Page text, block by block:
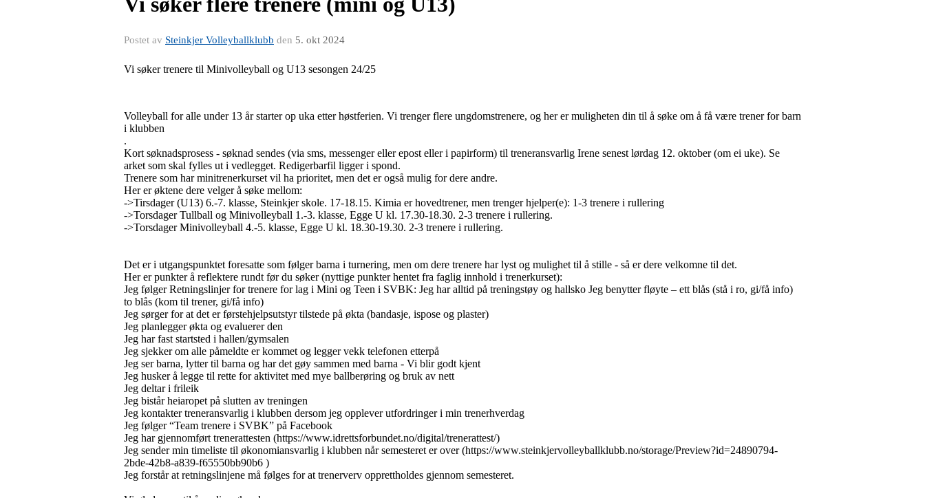
Postet av Steinkjer Volleyballklubb den 5. okt 2024
Vi søker trenere til Minivolleyball og U13 sesongen 24/25
Volleyball for alle under 13 år starter op uka etter høstferien. Vi trenger flere ungdomstrenere, og her er muligheten din til å søke om å få være trener for barn
i klubben
.
Kort søknadsprosess - søknad sendes (via sms, messenger eller epost eller i papirform) til treneransvarlig Irene senest lørdag 12. oktober (om ei uke). Se
arket som skal fylles ut i vedlegget. Redigerbarfil ligger i spond.
Trenere som har minitrenerkurset vil ha prioritet, men det er også mulig for dere andre.
Her er øktene dere velger å søke mellom:
->Tirsdager (U13) 6.-7. klasse, Steinkjer skole. 17-18.15. Kimia er hovedtrener, men trenger hjelper(e): 1-3 trenere i rullering
->Torsdager Tullball og Minivolleyball 1.-3. klasse, Egge U kl. 17.30-18.30. 2-3 trenere i rullering.
->Torsdager Minivolleyball 4.-5. klasse, Egge U kl. 18.30-19.30. 2-3 trenere i rullering.
Det er i utgangspunktet foresatte som følger barna i turnering, men om dere trenere har lyst og mulighet til å stille - så er dere velkomne til det.
Her er punkter å reflektere rundt før du søker (nyttige punkter hentet fra faglig innhold i trenerkurset):
Jeg følger Retningslinjer for trenere for lag i Mini og Teen i SVBK: Jeg har alltid på treningstøy og hallsko Jeg benytter fløyte – ett blås (stå i ro, gi/få info)
to blås (kom til trener, gi/få info)
Jeg sørger for at det er førstehjelpsutstyr tilstede på økta (bandasje, ispose og plaster)
Jeg planlegger økta og evaluerer den
Jeg har fast startsted i hallen/gymsalen
Jeg sjekker om alle påmeldte er kommet og legger vekk telefonen etterpå
Jeg ser barna, lytter til barna og har det gøy sammen med barna - Vi blir godt kjent
Jeg husker å legge til rette for aktivitet med mye ballberøring og bruk av nett
Jeg deltar i frileik
Jeg bistår heiaropet på slutten av treningen
Jeg kontakter treneransvarlig i klubben dersom jeg opplever utfordringer i min trenerhverdag
Jeg følger “Team trenere i SVBK” på Facebook
Jeg har gjennomført trenerattesten (https://www.idrettsforbundet.no/digital/trenerattest/)
Jeg sender min timeliste til økonomiansvarlig i klubben når semesteret er over (https://www.steinkjervolleyballklubb.no/storage/Preview?id=24890794-
2bde-42b8-a839-f65550bb90b6 )
Jeg forstår at retningslinjene må følges for at trenerverv opprettholdes gjennom semesteret.